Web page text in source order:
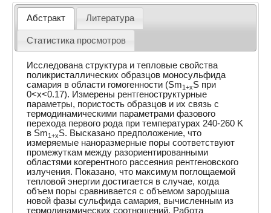
Абстракт Литература
Статистика просмотров
Исследована структура и тепловые свойства
поликристаллических образцов моносульфида
самария в области гомогенности (Sm1+xS при
0<x<0.17). Измерены рентгеноструктурные
параметры, пористость образцов и их связь с
термодинамическими параметрами фазового
перехода первого рода при температурах 240-260 K
в Sm1+xS. Высказано предположение, что
измеряемые наноразмерные поры соответствуют
промежуткам между разориентированными
областями когерентного рассеяния рентгеновского
излучения. Показано, что максимум поглощаемой
тепловой энергии достигается в случае, когда
объем поры сравнивается с объемом зародыша
новой фазы сульфида самария, вычисленным из
термодинамических соотношений. Работа